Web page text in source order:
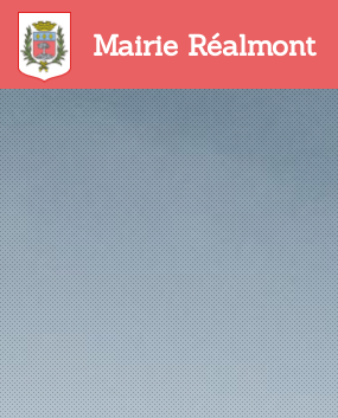
Aller
contenu
principal
Mairie Réalmont